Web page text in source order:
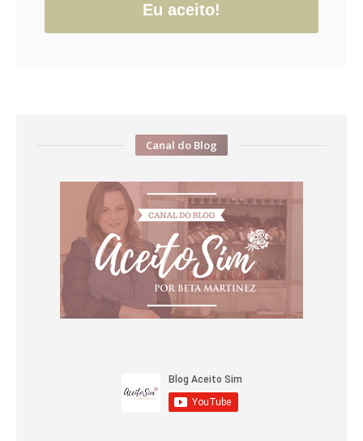
Eu aceito!
Canal do Blog